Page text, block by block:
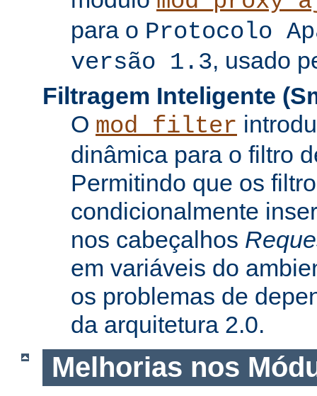
para o Protocolo
versão 1.3, usado
Filtragem Inteligente
O mod_filter
dinâmica para o filtro
Permitindo que os
condicionalmente
nos cabeçalhos
em variáveis do
os problemas de
da arquitetura 2.0.
Melhorias nos